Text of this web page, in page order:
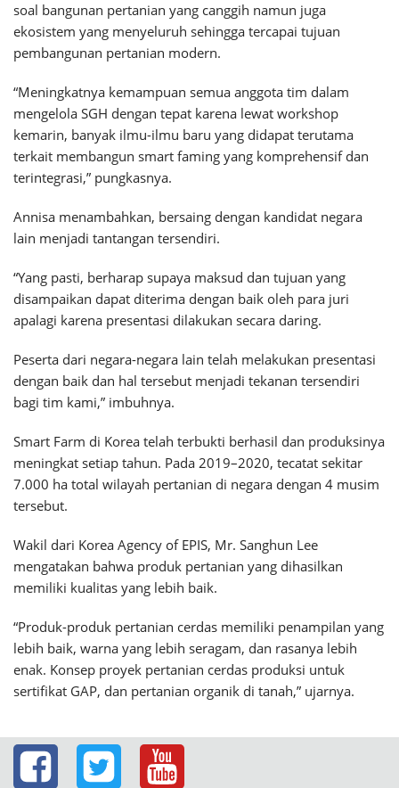
soal bangunan pertanian yang canggih namun juga
ekosistem yang menyeluruh sehingga tercapai tujuan
pembangunan pertanian modern.
“Meningkatnya kemampuan semua anggota tim dalam
mengelola SGH dengan tepat karena lewat workshop
kemarin, banyak ilmu-ilmu baru yang didapat terutama
terkait membangun smart faming yang komprehensif dan
terintegrasi,” pungkasnya.
Annisa menambahkan, bersaing dengan kandidat negara
lain menjadi tantangan tersendiri.
“Yang pasti, berharap supaya maksud dan tujuan yang
disampaikan dapat diterima dengan baik oleh para juri
apalagi karena presentasi dilakukan secara daring.
Peserta dari negara-negara lain telah melakukan presentasi
dengan baik dan hal tersebut menjadi tekanan tersendiri
bagi tim kami,” imbuhnya.
Smart Farm di Korea telah terbukti berhasil dan produksinya
meningkat setiap tahun. Pada 2019–2020, tecatat sekitar
7.000 ha total wilayah pertanian di negara dengan 4 musim
tersebut.
Wakil dari Korea Agency of EPIS, Mr. Sanghun Lee
mengatakan bahwa produk pertanian yang dihasilkan
memiliki kualitas yang lebih baik.
“Produk-produk pertanian cerdas memiliki penampilan yang
lebih baik, warna yang lebih seragam, dan rasanya lebih
enak. Konsep proyek pertanian cerdas produksi untuk
sertifikat GAP, dan pertanian organik di tanah,” ujarnya.